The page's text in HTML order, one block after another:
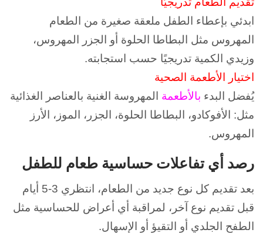
ابدئي بإعطاء الطفل ملعقة صغيرة من الطعام
المهروس مثل البطاطا الحلوة أو الجزر المهروس،
وزيدي الكمية تدريجيًا حسب استجابته.
اختيار الأطعمة الصحية
يُفضل البدء بالأطعمة المهروسة الغنية بالعناصر الغذائية
مثل:
الأفوكادو، البطاطا الحلوة، الجزر، الموز،
الأرز
المهروس.
رصد أي تفاعلات حساسية طعام للطفل
بعد تقديم كل نوع جديد من الطعام، انتظري 3-5 أيام
قبل تقديم نوع آخر، لمراقبة أي أعراض للحساسية مثل
الطفح الجلدي أو التقيؤ أو الإسهال.